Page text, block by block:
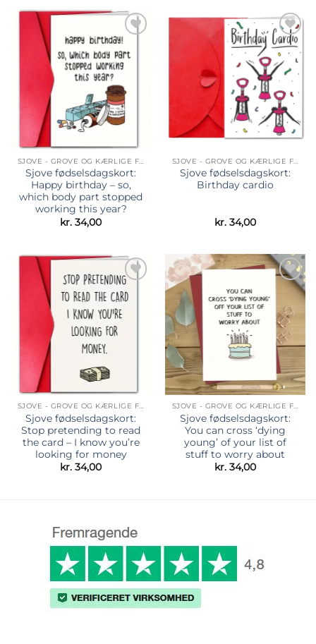
Tilføj til
ønskeliste
SJOVE - GROVE OG KÆRLIGE FØDSELSDAGSKORT
Sjove fødselsdagskort:
Happy birthday – so,
which body part stopped
working this year?
kr. 34,00
Tilføj til
ønskeliste
SJOVE - GROVE OG KÆRLIGE FØDSELSDAGSKORT
Sjove fødselsdagskort:
Birthday cardio
kr. 34,00
Tilføj til
ønskeliste
SJOVE - GROVE OG KÆRLIGE FØDSELSDAGSKORT
Sjove fødselsdagskort:
Stop pretending to read
the card – I know you’re
looking for money
kr. 34,00
Tilføj til
ønskeliste
SJOVE - GROVE OG KÆRLIGE FØDSELSDAGSKORT
Sjove fødselsdagskort:
You can cross ‘dying
young’ of your list of
stuff to worry about
kr. 34,00